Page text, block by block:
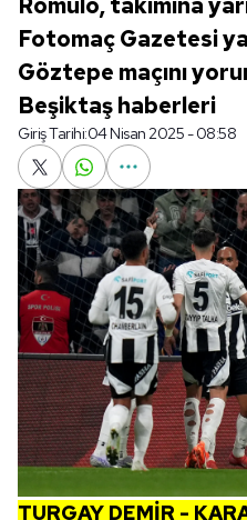
Fotomaç Gazetesi
Göztepe maçını
Beşiktaş haberleri
Giriş Tarihi:04 Nisan 2025 - 08:58
TURGAY DEMİR -